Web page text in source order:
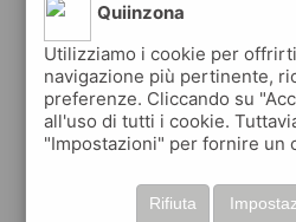
ristoranti in
trovi i ristoranti più
posti dove
Quiinzona
Utilizziamo i cookie per
navigazione più pertinente,
preferenze. Cliccando su
all'uso di tutti i cookie.
"Impostazioni" per fornire un
Rifiuta